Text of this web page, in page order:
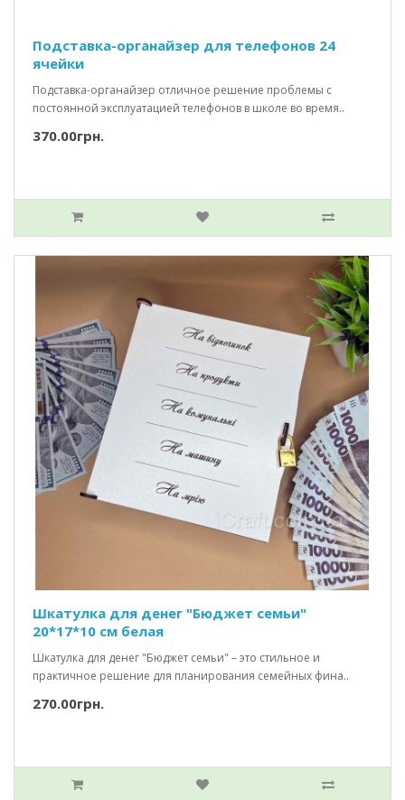
Подставка-органайзер для телефонов 24
ячейки
Подставка-органайзер отличное решение проблемы с
постоянной эксплуатацией телефонов в школе во время..
370.00грн.
Шкатулка для денег "Бюджет семьи"
20*17*10 см белая
Шкатулка для денег "Бюджет семьи" – это стильное и
практичное решение для планирования семейных фина..
270.00грн.